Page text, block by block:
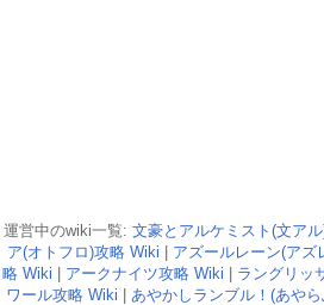
運営中のwiki一覧: 文豪とアルケミスト(文ア
ア(オトフロ)攻略 Wiki
アズールレーン(アズ
略 Wiki
アークナイツ攻略 Wiki ラングリッ
ワール攻略 Wiki
あやかしランブル！(あや